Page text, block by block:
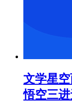
文学星空
悟空三